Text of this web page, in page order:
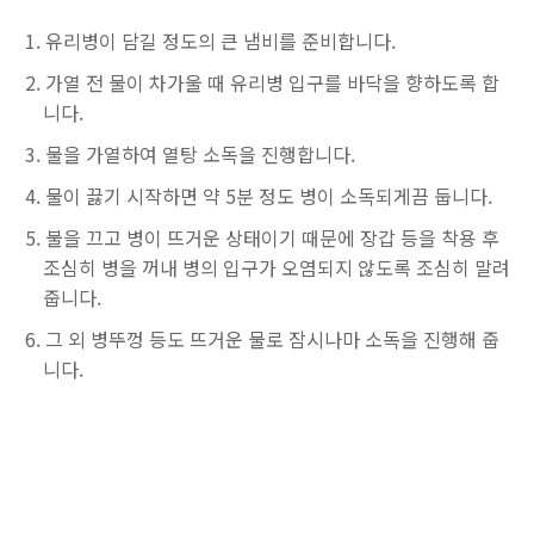
유리병이 담길 정도의 큰 냄비를 준비합니다.
가열 전 물이 차가울 때 유리병 입구를 바닥을 향하도록 합
니다.
물을 가열하여 열탕 소독을 진행합니다.
물이 끓기 시작하면 약 5분 정도 병이 소독되게끔 둡니다.
불을 끄고 병이 뜨거운 상태이기 때문에 장갑 등을 착용 후
조심히 병을 꺼내 병의 입구가 오염되지 않도록 조심히 말려
줍니다.
그 외 병뚜껑 등도 뜨거운 물로 잠시나마 소독을 진행해 줍
니다.